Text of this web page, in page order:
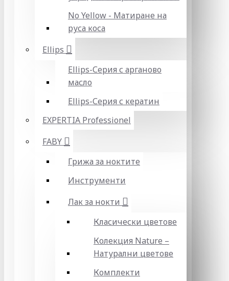
No Yellow - Матиране на
руса коса
Ellips
Ellips-Серия с арганово
масло
Ellips-Серия с кератин
EXPERTIA Professionel
FABY
Грижа за ноктите
Инструменти
Лак за нокти
Класически цветове
Колекция Nature –
Натурални цветове
Комплекти